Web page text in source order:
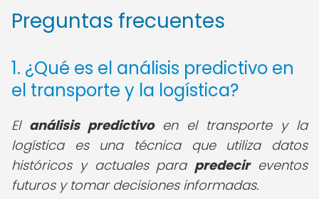
Preguntas frecuentes
1. ¿Qué es el análisis predictivo en
el transporte y la logística?
El análisis predictivoen el transporte y la
logística es una técnica que utiliza datos
históricos y actuales para predecireventos
futuros y tomar decisiones informadas.